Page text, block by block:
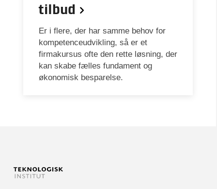
tilbud
Er i flere, der har samme behov for
kompetenceudvikling, så er et
firmakursus ofte den rette løsning, der
kan skabe fælles fundament og
økonomisk besparelse.